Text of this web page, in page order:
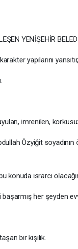
YENİŞEHİR
yapılarını
imrenilen,
Özyiğit
konuda ısrarcı
başarmış her şeyden
bir kişilik.